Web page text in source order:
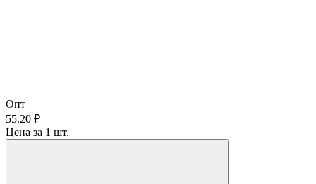
Опт
55.20 ₽
Цена за 1 шт.